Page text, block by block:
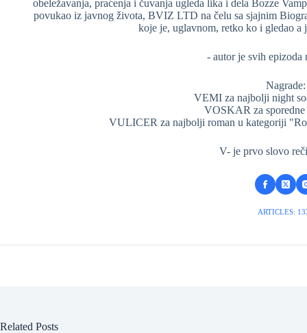
obeležavanja, praćenja i čuvanja ugleda lika i dela Bozze
povukao iz javnog života, BVIZ LTD na čelu sa sjajnim
koje je, uglavnom, retko ko i gledao a
- autor je svih epizoda
Nagrade:
VEMI za najbolji night
VOSKAR za sporedne
VULICER za najbolji roman u kategoriji
V- je prvo slovo
ARTICLES:
Related Posts